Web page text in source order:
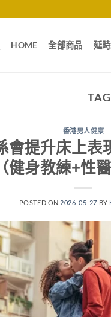
HOME 全部商品 延
香港男人健康
會提升床上表
（健身教練+性
POSTED ON 2026-05-27 BY